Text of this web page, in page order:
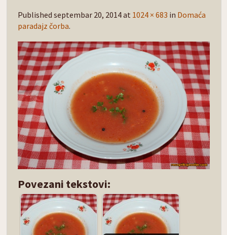
Publishedseptembar 20, 2014at 1024 × 683 in Domaća
paradajz čorba.
Povezani tekstovi: